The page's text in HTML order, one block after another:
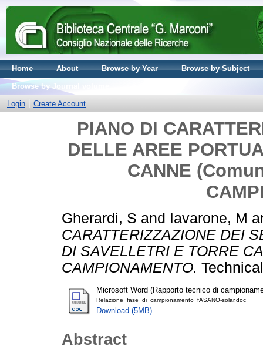
Home About Browse by Year
Browse by Subject
Browse by Journal volume
Login
Create Account
PIANO DI
DELLE AREE
CANNE
Gherardi, S and Iavarone, M
CARATTERIZZAZIONE DEI
DI SAVELLETRI E TORRE
CAMPIONAMENTO.
Microsoft Word (Rapporto tecnico di
Relazione_fase_di_campionamento_fASANO-solar.doc
Download (5MB)
Abstract